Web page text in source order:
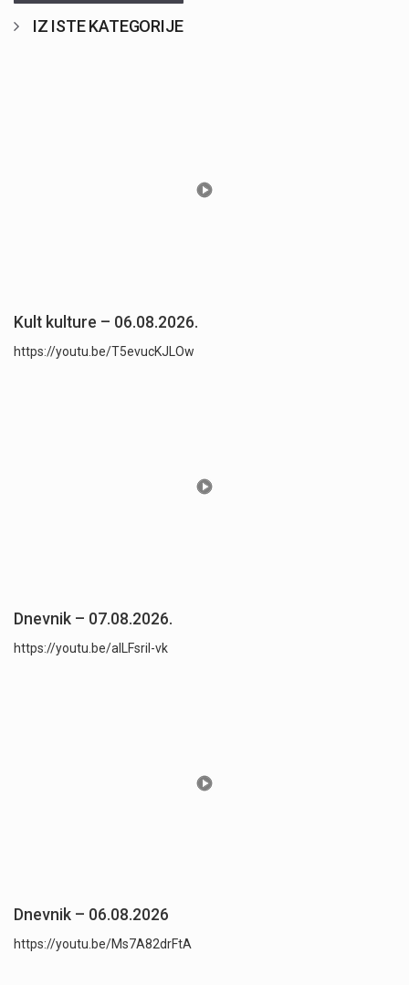
IZ ISTE KATEGORIJE
Kult kulture – 06.08.2026.
https://youtu.be/T5evucKJLOw
Dnevnik – 07.08.2026.
https://youtu.be/aILFsriI-vk
Dnevnik – 06.08.2026
https://youtu.be/Ms7A82drFtA